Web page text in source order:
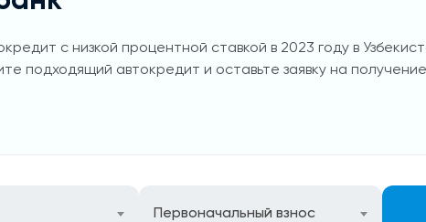
с низкой процентной ставкой в 2023 году в
подходящий автокредит и оставьте заявку на
Первоначальный взнос